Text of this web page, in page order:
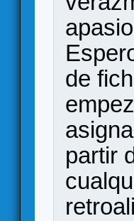
de
partir